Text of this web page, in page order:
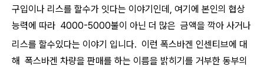
구입이나 리스를 할수가 잇다는 이야기인데, 여기에 본인의 협상
능력에 따라 4000-5000불이 아닌 더 많은 금액을 깍아 사거나
리스를 할수있다는 이야기 입니다. 이런 폭스바겐 인센티브에 대
해 폭스바겐 차량을 판매를 하는 이름을 밝히기를 거부한 동부의